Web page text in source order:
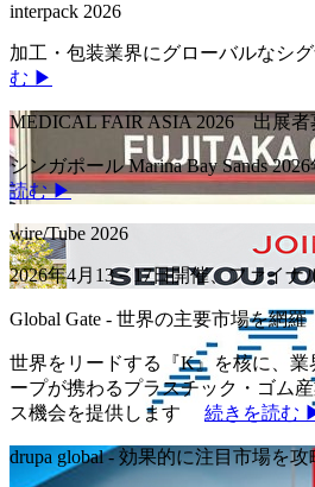
interpack 2026
加工・包装業界にグローバルなシ
む ▶
MEDICAL FAIR ASIA 2026 出展者
シンガポール Marina Bay Sands
読む ▶
wire/Tube 2026
2026年4月13－17日開催、ファイ
Global Gate - 世界の主要市場を網羅
世界をリードする『K』を核に、
ープが携わるプラスチック・ゴム
ス機会を提供します 続きを読む
drupa global - 効果的に注目市場を攻